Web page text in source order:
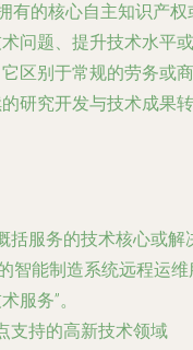
有的核心自主知识产权
问题、提升技术水平或
区别于常规的劳务或商
研究开发与技术成果转
括服务的技术核心或解
智能制造系统远程运维
服务”。
支持的高新技术领域